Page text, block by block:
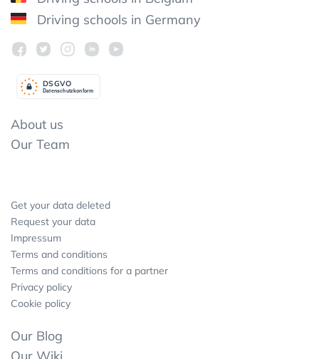
Driving schools in Germany
Datenschutzkonform
DSGVO
About us
Our Team
Get your data deleted
Request your data
Impressum
Terms and conditions
Terms and conditions for a partner
Privacy policy
Cookie policy
Our Blog
Our Wiki